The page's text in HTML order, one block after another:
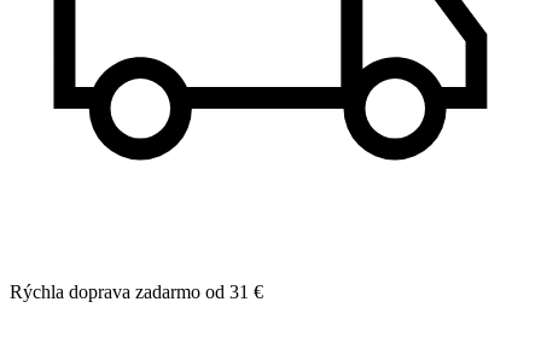
Rýchla doprava zadarmo od 31 €